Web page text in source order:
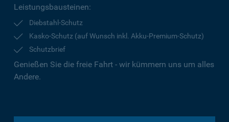
Leistungsbausteinen:
Diebstahl-Schutz
Kasko-Schutz (auf Wunsch inkl. Akku-Premium-Schutz)
Schutzbrief
Genießen Sie die freie Fahrt - wir kümmern uns um alles
Andere.